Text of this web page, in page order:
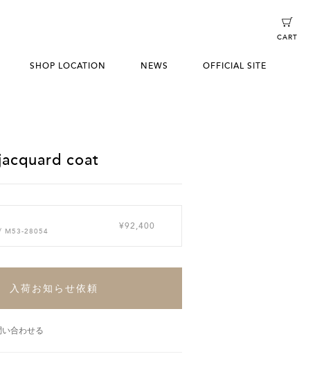
SHOP LOCATION NEWS OFFICIAL SITE
CART
coat
M53-28054
¥92,400
入荷お知らせ依頼
合わせる